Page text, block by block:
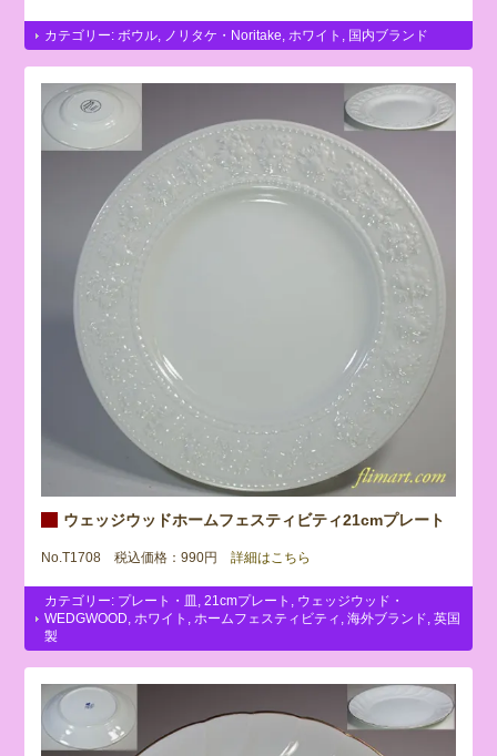
カテゴリー: ボウル ノリタケ・Noritake ホワイト 国内ブランド
ウェッジウッドホームフェスティビティ21cmプレート
No.T1708 税込価格：990円 詳細はこちら
カテゴリー: プレート・皿 ,21cmプレート
ウェッジウッド・
WEDGWOOD
ホワイト ホームフェスティビティ ,海外ブランド ,英国
製